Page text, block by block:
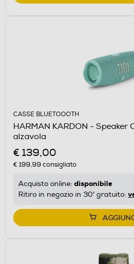
CASSE BLUETOOOTH
HARMAN KARDON - Speaker
alzavola
€ 139,00
€ 199,99 consigliato
Acquisto online: disponibile
Ritiro in negozio in 30' gratuito: